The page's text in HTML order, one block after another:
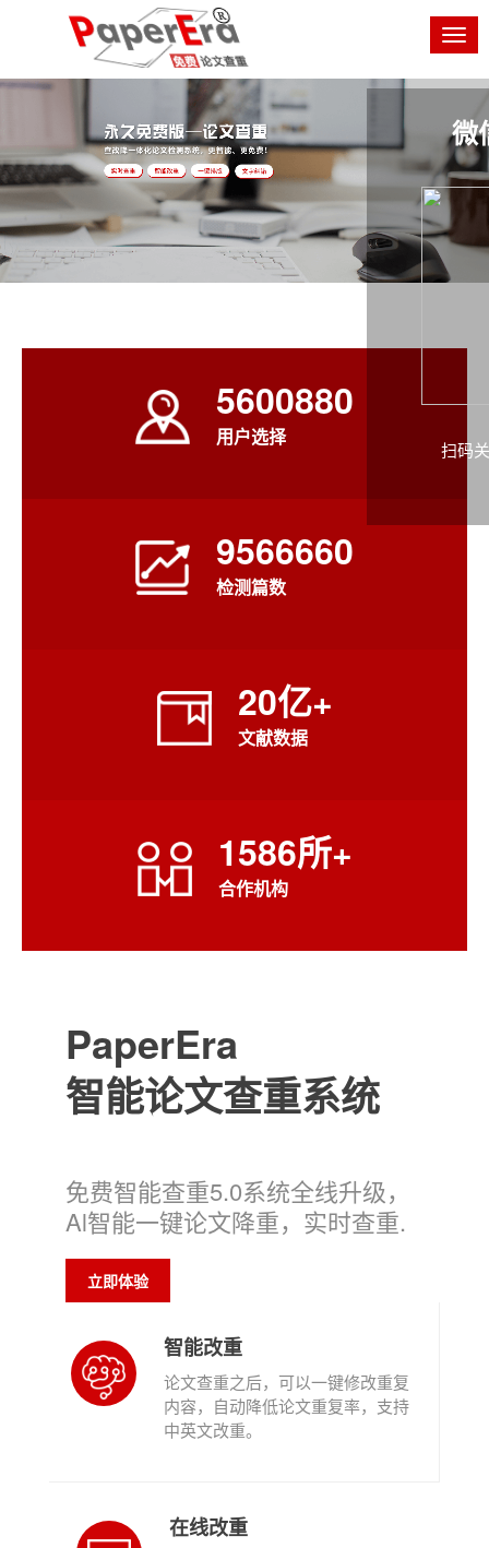
微
扫码
5600880
用户选择
9566660
检测篇数
20亿+
文献数据
1586所+
合作机构
PaperEra
智能论文查重系统
免费智能查重5.0系统全线升级，
Al智能一键论文降重，实时查重.
立即体验
智能改重
论文查重之后，可以一键修改重复
内容，自动降低论文重复率，支持
中英文改重。
在线改重